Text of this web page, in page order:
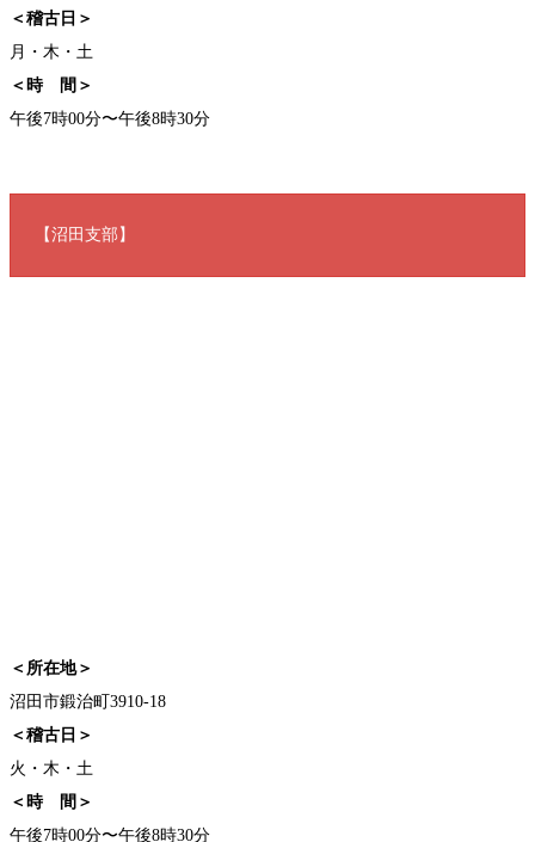
＜稽古日＞
月・木・土
＜時 間＞
午後7時00分〜午後8時30分
【沼田支部】
＜所在地＞
沼田市鍛治町3910-18
＜稽古日＞
火・木・土
＜時 間＞
午後7時00分〜午後8時30分